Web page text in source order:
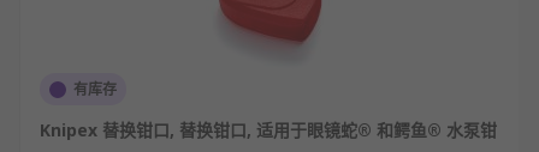
有库存
Knipex 替换钳口, 替换钳口, 适用于眼镜蛇® 和鳄鱼® 水泵钳